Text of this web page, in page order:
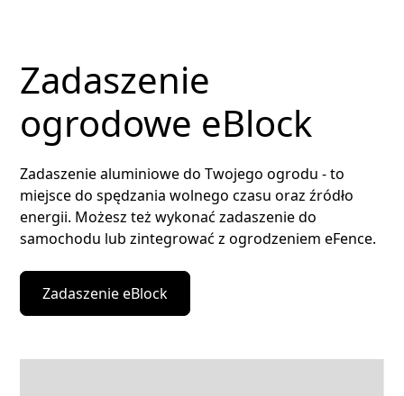
Zadaszenie
ogrodowe eBlock
Zadaszenie aluminiowe do Twojego ogrodu - to
miejsce do spędzania wolnego czasu oraz źródło
energii. Możesz też wykonać zadaszenie do
samochodu lub zintegrować z ogrodzeniem eFence.
Zadaszenie eBlock